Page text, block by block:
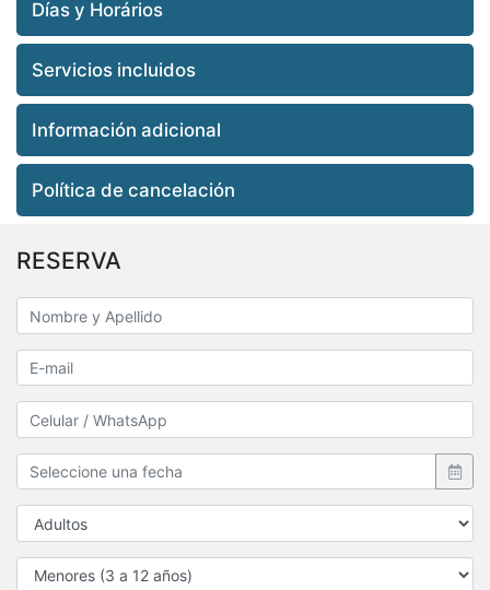
Días y Horários
Servicios incluidos
Información adicional
Política de cancelación
RESERVA